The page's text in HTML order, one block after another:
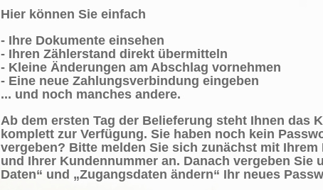
Hier können Sie einfach
- Ihre Dokumente einsehen
- Ihren Zählerstand direkt übermitteln
- Kleine Änderungen am Abschlag vornehmen
- Eine neue Zahlungsverbindung eingeben
... und noch manches andere.
Ab dem ersten Tag der Belieferung steht Ihnen das
komplett zur Verfügung. Sie haben noch kein
vergeben? Bitte melden Sie sich zunächst mit Ihrem
und Ihrer Kundennummer an. Danach vergeben Sie
Daten“ und „Zugangsdaten ändern“ Ihr neues